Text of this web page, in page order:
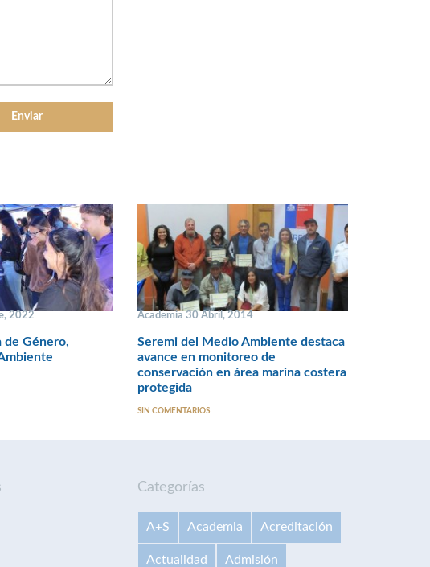
2022
de Género,
Academia 30 Abril, 2014
Seremi del Medio Ambiente destaca
avance en monitoreo de
conservación en área marina costera
protegida
SIN COMENTARIOS
Categorías
A+S Academia Acreditación
Actualidad Admisión